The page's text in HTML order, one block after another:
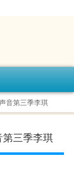
音第三季李琪
三季李琪